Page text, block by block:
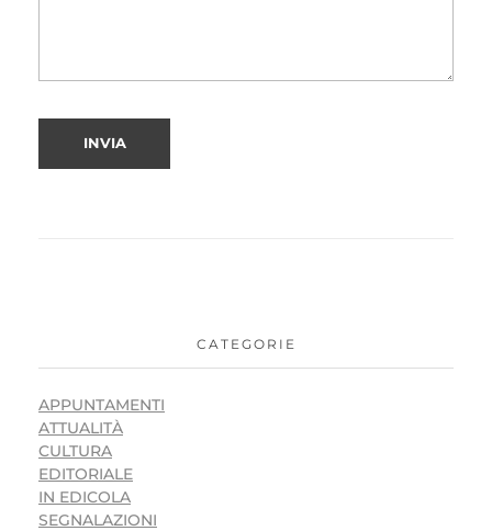
CATEGORIE
APPUNTAMENTI
ATTUALITÀ
CULTURA
EDITORIALE
IN EDICOLA
SEGNALAZIONI